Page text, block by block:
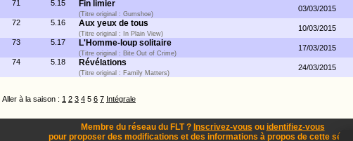
71
5.15 Fin limier
(Titre original : Gumshoe)
03/03/2015
72
5.16 Aux yeux de tous
(Titre original : In Plain View)
10/03/2015
73
5.17 L'Homme-loup solitaire
(Titre original : Bite Out of Crime)
17/03/2015
74
5.18 Révélations
(Titre original : Family Matters)
24/03/2015
Aller à la saison : 1 2 3 4 5 6 7 Intégrale
Membre du réseau du FLT ? Inscrivez-vous ou identifiez-vous
pour proposer des modifications et des informations à propos de cette série !